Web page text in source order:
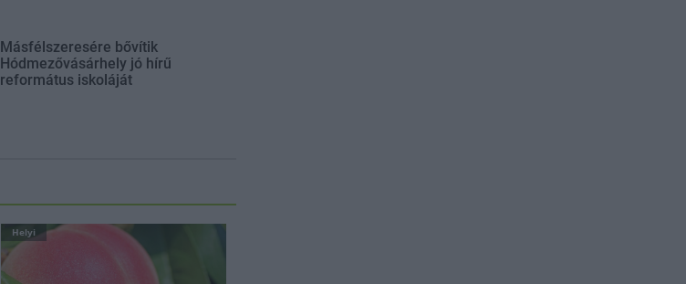
Másfélszeresére bővítik
Hódmezővásárhely jó hírű
református iskoláját
Helyi